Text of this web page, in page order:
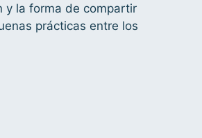
y la forma de compartir
prácticas entre los